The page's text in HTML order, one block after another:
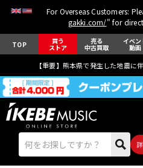
For Overseas Customers:
gakki.com/" for
TOP 買う
ストア
売る
中古買取
イベン
動画
【重要】熊本県で発生した地震に